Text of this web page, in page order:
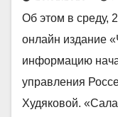
Об этом в среду,
онлайн издание
информацию
управления
Худяковой.